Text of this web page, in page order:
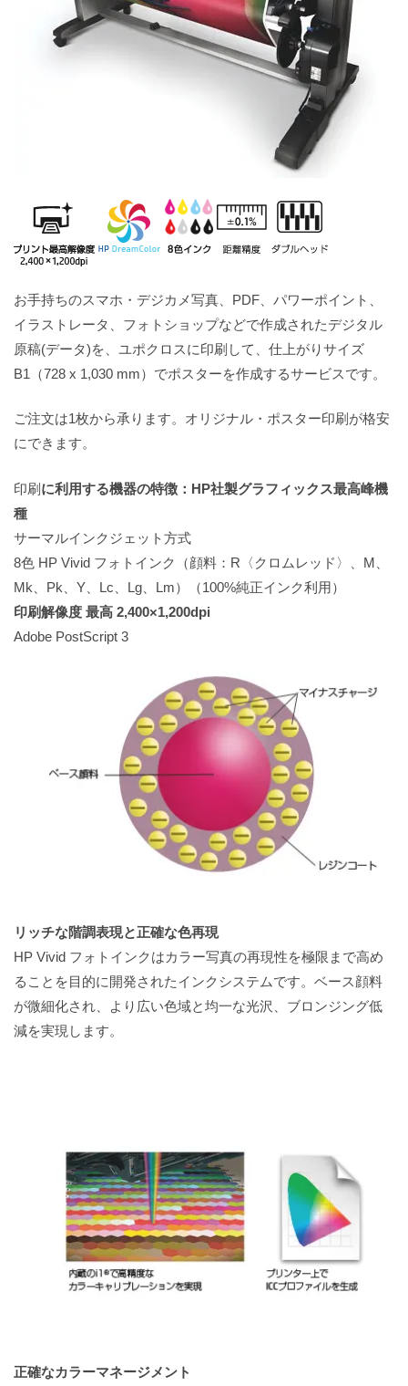
お手持ちのスマホ・デジカメ写真、PDF、パワーポイント、
イラストレータ、フォトショップなどで作成されたデジタル
原稿(データ)を、ユポクロスに印刷して、仕上がりサイズ
B1（728 x 1,030 mm）でポスターを作成するサービスです。
ご注文は1枚から承ります。オリジナル・ポスター印刷が格安
にできます。
印刷 に利用する機器の特徴：HP社製グラフィックス最高峰機
種
サーマルインクジェット方式
8色 HP Vivid フォトインク（顔料：R〈クロムレッド〉、M、
Mk、Pk、Y、Lc、Lg、Lm）（100%純正インク利用）
印刷解像度 最高 2,400×1,200dpi
Adobe PostScript 3
リッチな階調表現と正確な色再現
HP Vivid フォトインクはカラー写真の再現性を極限まで高め
ることを目的に開発されたインクシステムです。ベース顔料
が微細化され、より広い色域と均一な光沢、ブロンジング低
減を実現します。
正確なカラーマネージメント